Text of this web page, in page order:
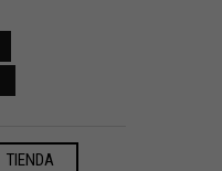
TIENDA